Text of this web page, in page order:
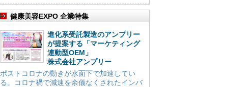
健康美容EXPO 企業特集
進化系受託製造のアンプリー
が提案する「マーケティング
連動型OEM」
株式会社アンプリー
ポストコロナの動きが水面下で加速してい
る。コロナ禍で減速を余儀なくされたインバ